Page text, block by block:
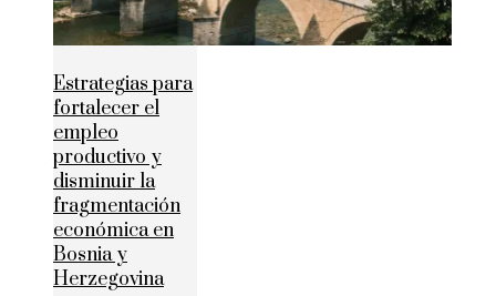
Estrategias para
fortalecer el
empleo
productivo y
disminuir la
fragmentación
económica en
Bosnia y
Herzegovina